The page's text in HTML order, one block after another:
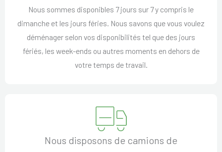
Nous sommes disponibles 7 jours sur 7 y compris le
dimanche et les jours féries. Nous savons que vous voulez
déménager selon vos disponibilités tel que des jours
fériés, les week-ends ou autres moments en dehors de
votre temps de travail.
Nous disposons de camions de